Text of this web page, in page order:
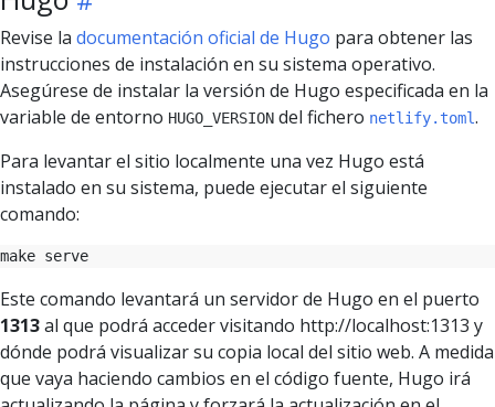
Revise la documentación oficial de Hugo para obtener las
instrucciones de instalación en su sistema operativo.
Asegúrese de instalar la versión de Hugo especificada en la
variable de entorno HUGO_VERSION del fichero netlify.toml.
Para levantar el sitio localmente una vez Hugo está
instalado en su sistema, puede ejecutar el siguiente
comando:
Este comando levantará un servidor de Hugo en el puerto
1313al que podrá acceder visitando http://localhost:1313 y
dónde podrá visualizar su copia local del sitio web. A medida
que vaya haciendo cambios en el código fuente, Hugo irá